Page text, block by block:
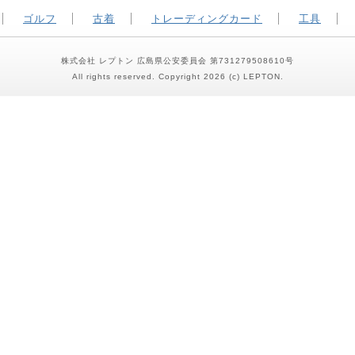
ゴルフ 古着 トレーディングカード 工具
株式会社 レプトン 広島県公安委員会 第731279508610号
All rights reserved. Copyright 2026 (c) LEPTON.